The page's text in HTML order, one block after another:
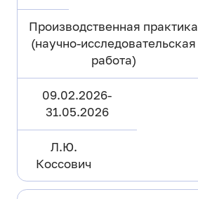
Производственная практика
(научно-исследовательская
работа)
09.02.2026-
31.05.2026
Л.Ю.
Коссович